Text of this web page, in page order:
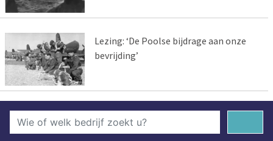
Lezing: ‘De Poolse bijdrage aan onze
bevrijding’